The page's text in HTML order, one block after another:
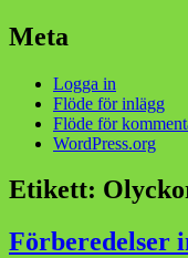
Meta
Logga in
Flöde för inlägg
Flöde för
WordPress.org
Etikett:
Förberedelser